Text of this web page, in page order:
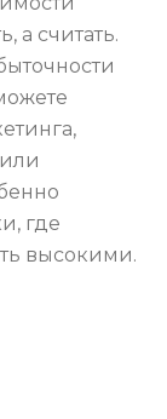
а считать.
где
высокими.